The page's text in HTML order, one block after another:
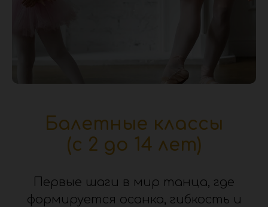
Балетные классы
(с 2 до 14 лет)
Первые шаги в мир танца, где
формируется осанка, гибкость и